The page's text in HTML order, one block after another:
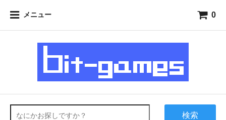
メニュー 0
検索